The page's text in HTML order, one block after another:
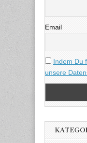
Email
Indem Du
unsere